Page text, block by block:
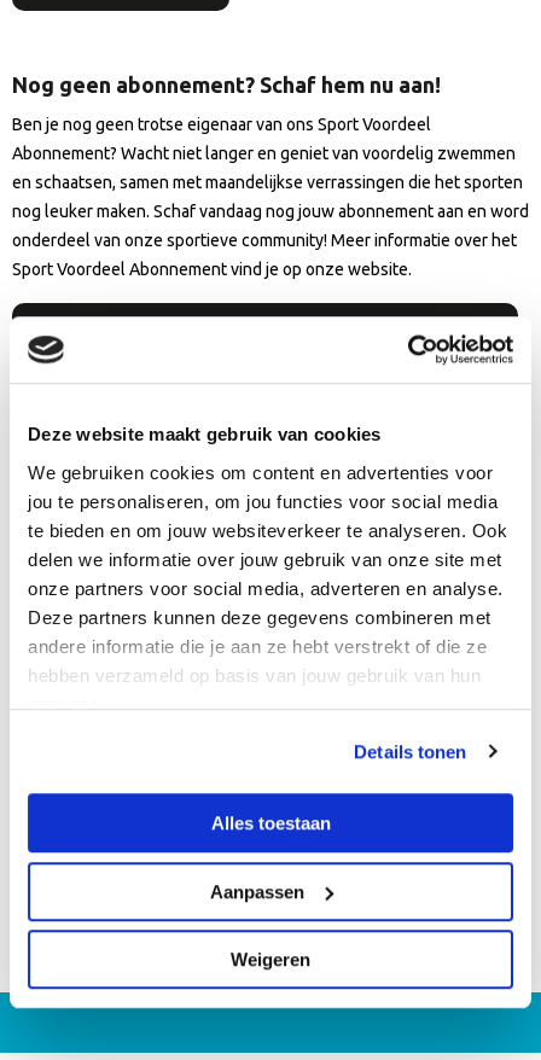
Deze website maakt gebruik van cookies
We gebruiken cookies om content en advertenties voor
jou te personaliseren, om jou functies voor social media
te bieden en om jouw websiteverkeer te analyseren. Ook
delen we informatie over jouw gebruik van onze site met
onze partners voor social media, adverteren en analyse.
Deze partners kunnen deze gegevens combineren met
andere informatie die je aan ze hebt verstrekt of die ze
hebben verzameld op basis van jouw gebruik van hun
services.
Details tonen
Alles toestaan
Aanpassen
Weigeren
Nog geen abonnement? Schaf hem nu aan!
Ben je nog geen trotse eigenaar van ons Sport Voordeel
Abonnement? Wacht niet langer en geniet van voordelig zwemmen
en schaatsen, samen met maandelijkse verrassingen die het sporten
nog leuker maken. Schaf vandaag nog jouw abonnement aan en word
onderdeel van onze sportieve community! Meer informatie over het
Sport Voordeel Abonnement vind je op onze website.
Meer informatie Sport Voordeel Abonnement
Delen